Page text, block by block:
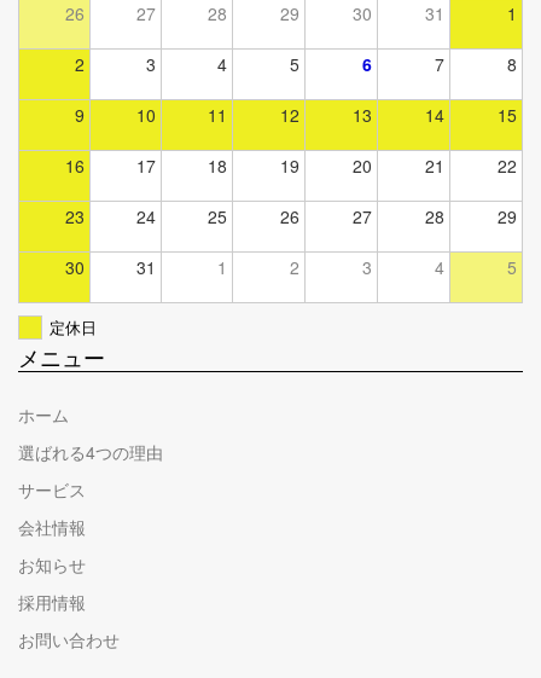
26 27 28 29 30 31 1
2 3 4 5 6 7 8
9 10 11 12 13 14 15
16 17 18 19 20 21 22
23 24 25 26 27 28 29
30 31 1 2 3 4 5
定休日
メニュー
ホーム
選ばれる4つの理由
サービス
会社情報
お知らせ
採用情報
お問い合わせ